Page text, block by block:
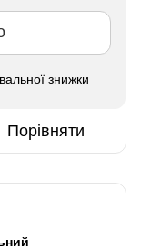
знижки
Порівняти